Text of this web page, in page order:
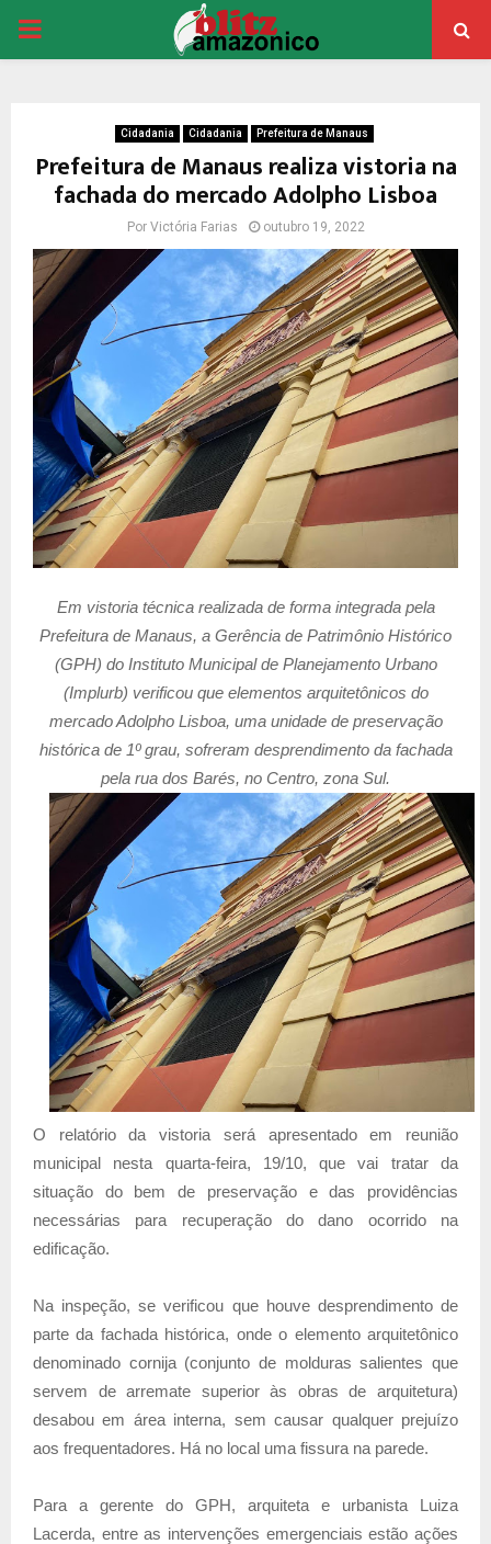
PRIMARY
Cidadania Cidadania Prefeitura de Manaus
Prefeitura de Manaus realiza vistoria na
fachada do mercado Adolpho Lisboa
Por Victória Farias outubro 19, 2022
Em vistoria técnica realizada de forma integrada pela
Prefeitura de Manaus, a Gerência de Patrimônio Histórico
(GPH) do Instituto Municipal de Planejamento Urbano
(Implurb) verificou que elementos arquitetônicos do
mercado Adolpho Lisboa, uma unidade de preservação
histórica de 1º grau, sofreram desprendimento da fachada
pela rua dos Barés, no Centro, zona Sul.
O relatório da vistoria será apresentado em reunião
municipal nesta quarta-feira, 19/10, que vai tratar da
situação do bem de preservação e das providências
necessárias para recuperação do dano ocorrido na
edificação.
Na inspeção, se verificou que houve desprendimento de
parte da fachada histórica, onde o elemento arquitetônico
denominado cornija (conjunto de molduras salientes que
servem de arremate superior às obras de arquitetura)
desabou em área interna, sem causar qualquer prejuízo
aos frequentadores. Há no local uma fissura na parede.
Para a gerente do GPH, arquiteta e urbanista Luiza
Lacerda, entre as intervenções emergenciais estão ações